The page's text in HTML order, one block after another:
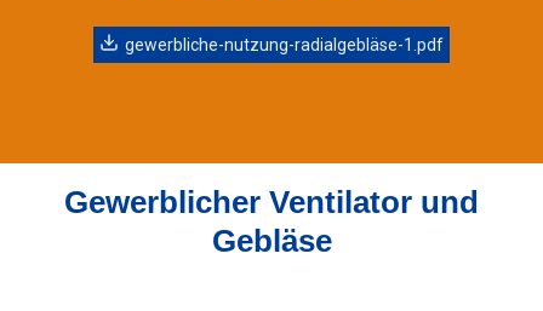
gewerbliche-nutzung-radialgebläse-1.pdf
Gewerblicher Ventilator und
Gebläse